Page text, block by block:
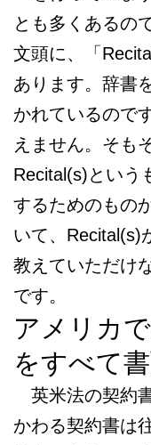
とも多くあるの
文頭に、「
あります。辞書
かれているので
えません。そも
Recital(s)という
するためのもの
いて、Recital(s)
教えていただけ
です。
アメリカ
をすべて
英米法の契約
かわる契約書は